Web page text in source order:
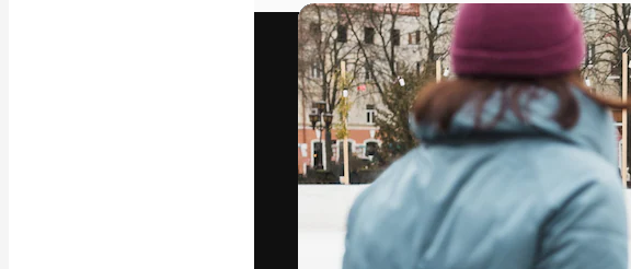
Videos
Filmmaterial
Motion Graphics
Videovorlagen
Icons
3D-Modelle
Schriftarten
Die kreative Plattform, um deine
Arbeit zu verwirklichen. Mehr als 1
Abonnenten unter Kreativen,
Agenturen und Studios.
Deutsch